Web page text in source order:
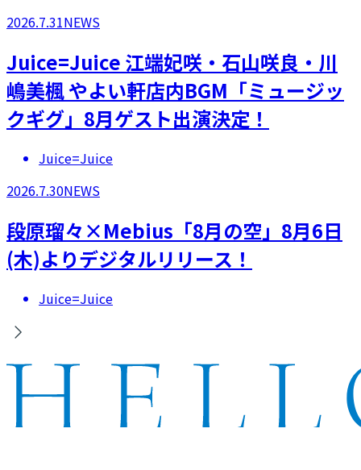
2026.7.31NEWS
Juice=Juice 江端妃咲・石山咲良・川
嶋美楓 やよい軒店内BGM「ミュージッ
クギグ」8月ゲスト出演決定！
Juice=Juice
2026.7.30NEWS
段原瑠々×Mebius「8月の空」8月6日
(木)よりデジタルリリース！
Juice=Juice